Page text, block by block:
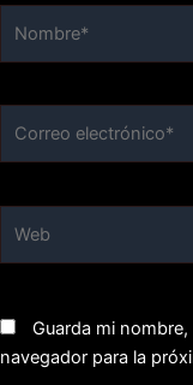
Guarda mi
navegador para la